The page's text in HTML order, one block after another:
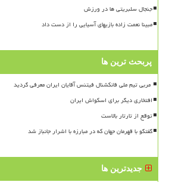
جنجال سلبریتی ها در ورزش
مبینا نعمت زاده بازیهای آسیایی را از دست داد
پربحث ترین ها
افتخاری دیگر برای اسکواش ایران
توقع از تارتار بالاست
گفتگو با قهرمان جهان که در مبارزه با اشرار جانباز شد
جدیدترین ها